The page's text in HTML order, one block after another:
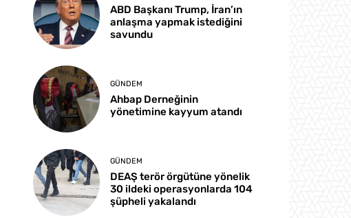
ABD Başkanı Trump, İran’ın
anlaşma yapmak istediğini
savundu
GÜNDEM
Ahbap Derneğinin
yönetimine kayyum atandı
GÜNDEM
DEAŞ terör örgütüne yönelik
30 ildeki operasyonlarda 104
şüpheli yakalandı